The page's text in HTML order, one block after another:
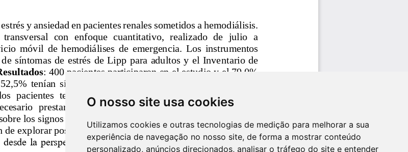
O nosso site usa cookies
Utilizamos cookies e outras tecnologias de medição para melhorar a sua
experiência de navegação no nosso site, de forma a mostrar conteúdo
personalizado, anúncios direcionados, analisar o tráfego do site e entender